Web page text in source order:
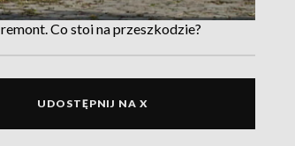
Co stoi na przeszkodzie?
UDOSTĘPNIJ NA X